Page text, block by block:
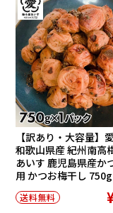
【訳あり・大容量】
和歌山県産 紀州南高
あいす 鹿児島県産か
用 かつお梅干し 750g
送料無料